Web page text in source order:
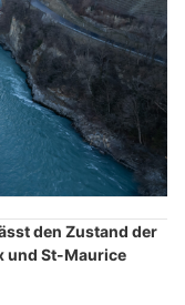
den Zustand der
und St-Maurice